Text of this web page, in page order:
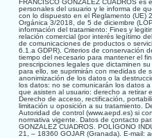
FRANCISCO GONZALEZ CUADROS
personales del usuario y le informa de
con lo dispuesto en el Reglamento (UE)
Orgánica 3/2018, de 5 de diciembre
información del tratamiento: Fines y
relación comercial (por interés legítimo
de comunicaciones de productos o
6.1.a GDPR). Criterios de conservación
tiempo del necesario para mantener el
prescripciones legales que dictaminen
para ello, se suprimirán con medidas de
anonimización de los datos o la
los datos: no se comunicarán los datos
que asisten al usuario: derecho a retirar
Derecho de acceso, rectificación,
limitación u oposición a su tratamiento.
Autoridad de control (www.aepd.es) si
normativa vigente. Datos de contacto
GONZALEZ CUADROS. POLÍGONO
21, – 18360 GOJAR (Granada). E-mail: